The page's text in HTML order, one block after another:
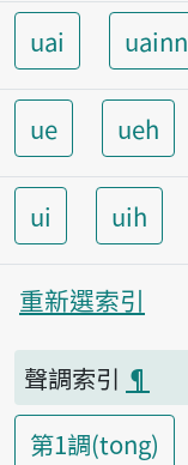
uai uainn
ue ueh
ui uih
重新選索引
聲調索引 ¶
第1調(tong)